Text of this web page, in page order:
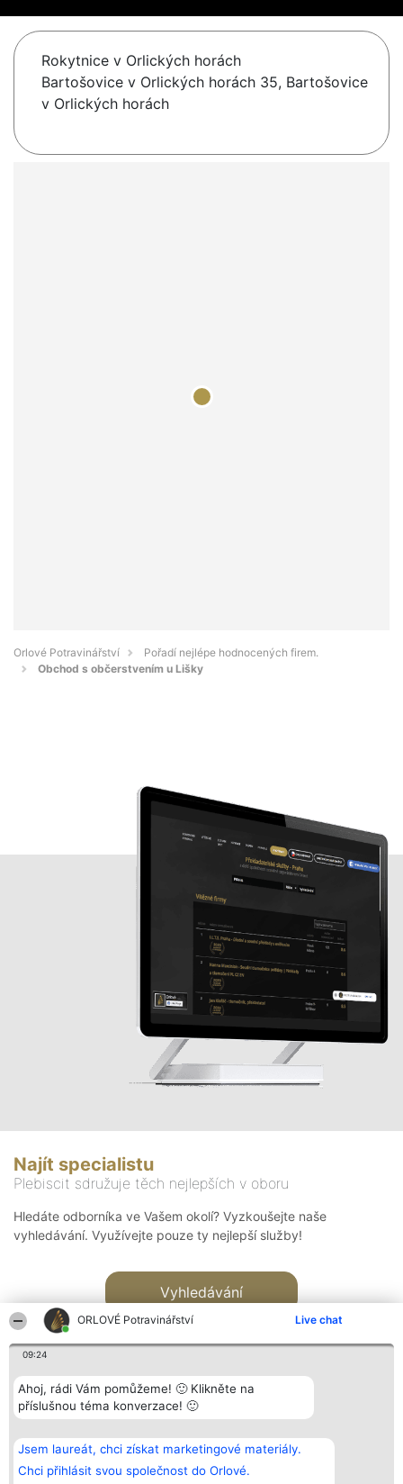
ORLOVÉ Potravinářství Live chat
09:24
Ahoj, rádi Vám pomůžeme! 🙂 Klikněte na
příslušnou téma konverzace! 🙂
Jsem laureát, chci získat marketingové materiály.
Chci přihlásit svou společnost do Orlové.
Rokytnice v Orlických horách
Bartošovice v Orlických horách 35, Bartošovice
v Orlických horách
Orlové Potravinářství
Pořadí nejlépe hodnocených firem.
Obchod s občerstvením u Lišky
Najít specialistu
Plebiscit sdružuje těch nejlepších v oboru
Hledáte odborníka ve Vašem okolí? Vyzkoušejte naše
vyhledávání. Využívejte pouze ty nejlepší služby!
Vyhledávání
Bright Side Solutions sp. z o.
o. sp. k.
ul. Ruska 22
Wrocław 50-079
Vítězové
Seznam všech
laureátů
Zásady
Kontakt